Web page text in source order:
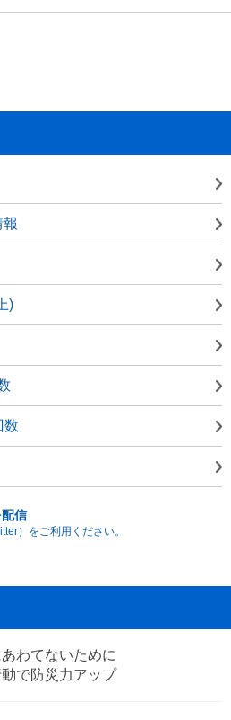
)
数
信
）をご利用ください。
わてないために
で防災力アップ